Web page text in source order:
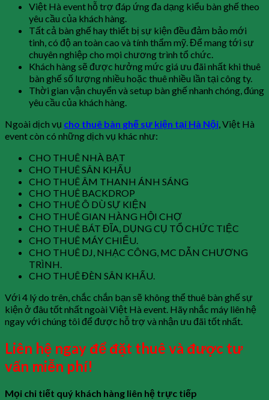
Việt Hà event hỗ trợ đáp ứng đa dạng kiểu bàn ghế theo
yêu cầu của khách hàng.
Tất cả bàn ghế hay thiết bị sự kiện đều đảm bảo mới
tinh, có độ an toàn cao và tính thẩm mỹ. Để mang tới sự
chuyên nghiệp cho mọi chương trình tổ chức.
Khách hàng sẽ được hưởng mức giá ưu đãi nhất khi thuê
bàn ghế số lượng nhiều hoặc thuê nhiều lần tại công ty.
Thời gian vận chuyển và setup bàn ghế nhanh chóng, đúng
yêu cầu của khách hàng.
Ngoài dịch vụ cho thuê bàn ghế sự kiện tại Hà Nội, Việt Hà
event còn có những dịch vụ khác như:
CHO THUÊ NHÀ BẠT
CHO THUÊ SÂN KHẤU
CHO THUÊ ÂM THANH ÁNH SÁNG
CHO THUÊ BACKDROP
CHO THUÊ Ô DÙ SỰ KIỆN
CHO THUÊ GIAN HÀNG HỘI CHỢ
CHO THUÊ BÁT ĐĨA, DỤNG CỤ TỔ CHỨC TIỆC
CHO THUÊ MÁY CHIẾU.
CHO THUÊ DJ, NHẠC CÔNG, MC DẪN CHƯƠNG
TRÌNH.
CHO THUÊ ĐÈN SÂN KHẤU.
Với 4 lý do trên, chắc chắn bạn sẽ không thể thuê bàn ghế sự
kiện ở đâu tốt nhất ngoài Việt Hà event. Hãy nhắc máy liên hệ
ngay với chúng tôi để được hỗ trợ và nhận ưu đãi tốt nhất.
Liên hệ ngay để đặt thuê và được tư
vấn miễn phí!
Mọi chi tiết quý khách hàng liên hệ trực tiếp